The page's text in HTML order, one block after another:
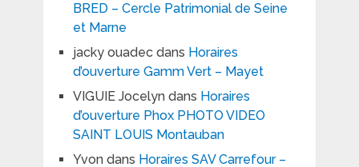
BRED – Cercle Patrimonial de Seine
et Marne
jacky ouadecdans Horaires
d’ouverture Gamm Vert – Mayet
VIGUIE Jocelyndans Horaires
d’ouverture Phox PHOTO VIDEO
SAINT LOUIS Montauban
Yvondans Horaires SAV Carrefour –